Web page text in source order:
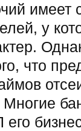
имеет
у
что